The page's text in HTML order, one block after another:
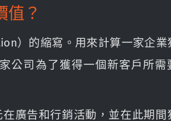
值？
）的縮寫。用來計算一家企業
公司為了獲得一個新客戶所需
廣告和行銷活動，並在此期間